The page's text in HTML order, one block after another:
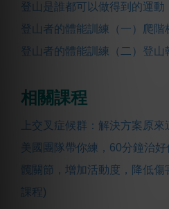
登山是誰都可以做得到的運動
登山者的體能訓練（一）爬階
登山者的體能訓練（二）登山
相關課程
上交叉症候群：解決方案原
美國團隊帶你練，60分鐘治
髖關節，增加活動度，降低傷
課程)